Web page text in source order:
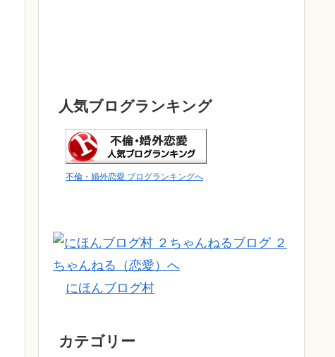
人気ブログランキング
不倫・婚外恋愛 ブログランキングへ
にほんブログ村
カテゴリー